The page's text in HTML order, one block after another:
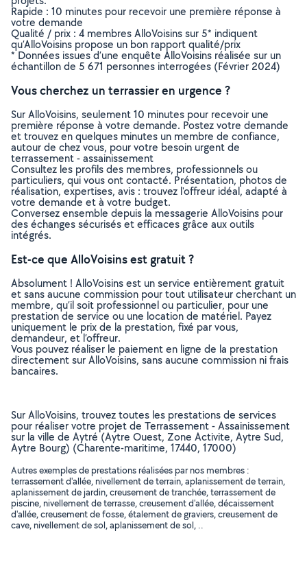
Rapide : 10 minutes pour recevoir une première réponse à
votre demande
Qualité / prix : 4 membres AlloVoisins sur 5* indiquent
qu’AlloVoisins propose un bon rapport qualité/prix
* Données issues d’une enquête AlloVoisins réalisée sur un
échantillon de 5 671 personnes interrogées (Février 2024)
Vous cherchez un terrassier en urgence ?
Sur AlloVoisins, seulement 10 minutes pour recevoir une
première réponse à votre demande. Postez votre demande
et trouvez en quelques minutes un membre de confiance,
autour de chez vous, pour votre besoin urgent de
terrassement - assainissement
Consultez les profils des membres, professionnels ou
particuliers, qui vous ont contacté. Présentation, photos de
réalisation, expertises, avis : trouvez l'offreur idéal, adapté à
votre demande et à votre budget.
Conversez ensemble depuis la messagerie AlloVoisins pour
des échanges sécurisés et efficaces grâce aux outils
intégrés.
Est-ce que AlloVoisins est gratuit ?
Absolument ! AlloVoisins est un service entièrement gratuit
et sans aucune commission pour tout utilisateur cherchant un
membre, qu’il soit professionnel ou particulier, pour une
prestation de service ou une location de matériel. Payez
uniquement le prix de la prestation, fixé par vous,
demandeur, et l’offreur.
Vous pouvez réaliser le paiement en ligne de la prestation
directement sur AlloVoisins, sans aucune commission ni frais
bancaires.
Sur AlloVoisins, trouvez toutes les prestations de services
pour réaliser votre projet de Terrassement - Assainissement
sur la ville de Aytré (Aytre Ouest, Zone Activite, Aytre Sud,
Aytre Bourg) (Charente-maritime, 17440, 17000)
Autres exemples de prestations réalisées par nos membres :
terrassement d'allée, nivellement de terrain, aplanissement de terrain,
aplanissement de jardin, creusement de tranchée, terrassement de
piscine, nivellement de terrasse, creusement d'allée, décaissement
d'allée, creusement de fosse, étalement de graviers, creusement de
cave, nivellement de sol, aplanissement de sol, ..